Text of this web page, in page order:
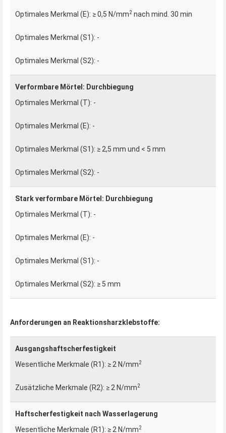
≥ 0,5 N/mm2 nach mind. 30 min
-
-
Verformbare Mörtel: Durchbiegung
-
-
≥ 2,5 mm und < 5 mm
-
Stark verformbare Mörtel: Durchbiegung
-
-
-
≥ 5 mm
Anforderungen an Reaktionsharzklebstoffe:
Ausgangshaftscherfestigkeit
≥ 2 N/mm2
≥ 2 N/mm2
Haftscherfestigkeit nach Wasserlagerung
≥ 2 N/mm2